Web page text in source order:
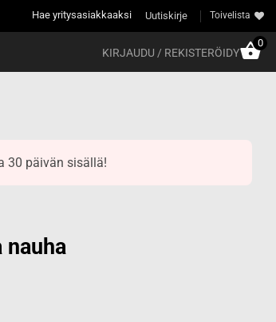
Hae yritysasiakkaaksi Uutiskirje Toivelista
KIRJAUDU / REKISTERÖIDY
0
30 päivän sisällä!
nauha